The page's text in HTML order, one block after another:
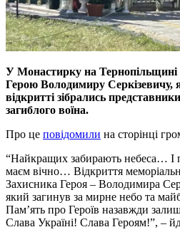
У Монастирку на
Герою Володимиру Серкізевичу,
відкритті зібрались
загиблого воїна.
Про це повідомили на сторінці
“Найкращих забирають небеса… І
маєм вічно… Відкриття
Захисника Героя – Володимира
який загинув за мирне небо та
Пам’ять про Героїв назавжди
Слава Україні! Слава Героям!”, –